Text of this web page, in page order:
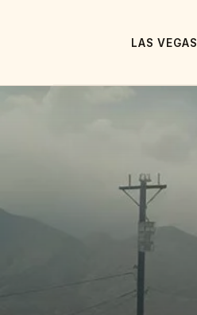
LAS VEGAS